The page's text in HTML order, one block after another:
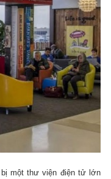
bị một thư viện điện tử lớn